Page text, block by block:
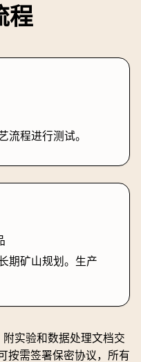
程
流程进行测试。
期矿山规划。生产
实验和数据处理文档交
按需签署保密协议，所有